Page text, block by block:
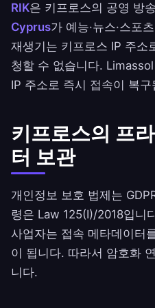
RIK은 키프로스의 공영 방
Cyprus가 예능·뉴스·스포
재생기는 키프로스 IP 주소
청할 수 없습니다.
IP 주소로 즉시 접속이 복구
키프로스의 프
터 보관
개인정보 보호 법제는
령은 Law 125(I)/2018입니
사업자는 접속 메타데이터
이 됩니다. 따라서 암호화
니다.